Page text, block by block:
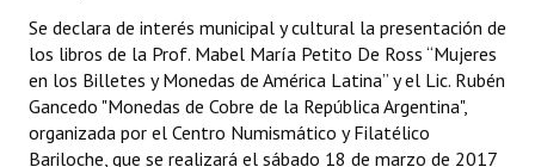
Se declara de interés municipal y cultural la presentación de
los libros de la Prof. Mabel María Petito De Ross “Mujeres
en los Billetes y Monedas de América Latina” y el Lic. Rubén
Gancedo "Monedas de Cobre de la República Argentina",
organizada por el Centro Numismático y Filatélico
Bariloche, que se realizará el sábado 18 de marzo de 2017